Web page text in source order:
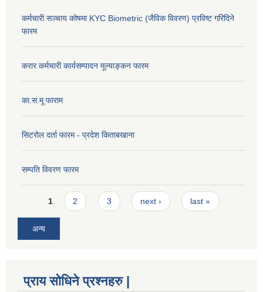
कर्मचारी सञ्चाय कोषमा KYC Biometric (जैविक विवरण) प्रविष्ट गरिदिने
फारम
करार कर्मचारी कार्यसम्पादन मूल्याङ्कन फारम
का.स.मू फाराम
सिटरोल दर्ता फारम - प्रदेश किताबखाना
सम्पति विवरण फारम
Pages
1 2 3 next › last »
अन्य
प्राय सोधिने प्रश्नहरु |